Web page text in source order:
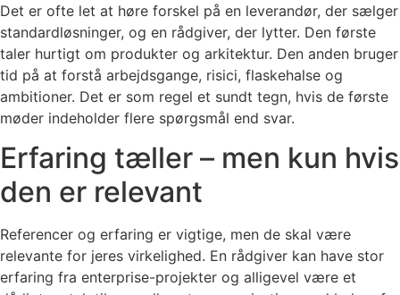
Det er ofte let at høre forskel på en leverandør, der sælger
standardløsninger, og en rådgiver, der lytter. Den første
taler hurtigt om produkter og arkitektur. Den anden bruger
tid på at forstå arbejdsgange, risici, flaskehalse og
ambitioner. Det er som regel et sundt tegn, hvis de første
møder indeholder flere spørgsmål end svar.
Erfaring tæller – men kun hvis
den er relevant
Referencer og erfaring er vigtige, men de skal være
relevante for jeres virkelighed. En rådgiver kan have stor
erfaring fra enterprise-projekter og alligevel være et